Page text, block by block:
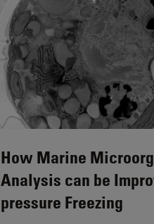
How Marine
Analysis can be
pressure Freezing